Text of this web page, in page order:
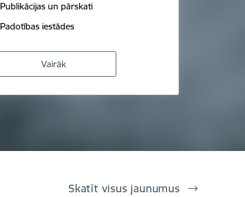
Publikācijas un pārskati
Padotības iestādes
Vairāk
Skatīt visus jaunumus